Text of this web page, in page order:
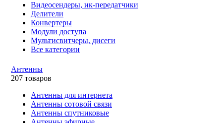
Видеосендеры, ик-передатчики
Делители
Конвертеры
Модули доступа
Мультисвитчеры, дисеги
Все категории
Антенны
207 товаров
Антенны для интернета
Антенны сотовой связи
Антенны спутниковые